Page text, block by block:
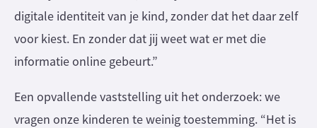
digitale identiteit van je kind, zonder dat het daar zelf
voor kiest. En zonder dat jij weet wat er met die
informatie online gebeurt.”
Een opvallende vaststelling uit het onderzoek: we
vragen onze kinderen te weinig toestemming. “Het is